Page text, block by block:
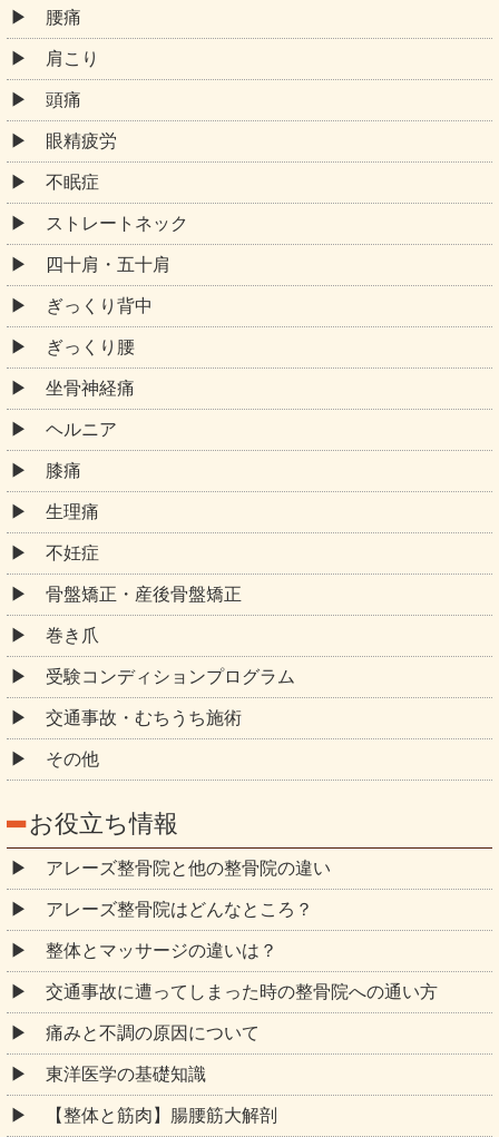
腰痛
肩こり
頭痛
眼精疲労
不眠症
ストレートネック
四十肩・五十肩
ぎっくり背中
ぎっくり腰
坐骨神経痛
ヘルニア
膝痛
生理痛
不妊症
骨盤矯正・産後骨盤矯正
巻き爪
受験コンディションプログラム
交通事故・むちうち施術
その他
お役立ち情報
アレーズ整骨院と他の整骨院の違い
アレーズ整骨院はどんなところ？
整体とマッサージの違いは？
交通事故に遭ってしまった時の整骨院への通い方
痛みと不調の原因について
東洋医学の基礎知識
【整体と筋肉】腸腰筋大解剖